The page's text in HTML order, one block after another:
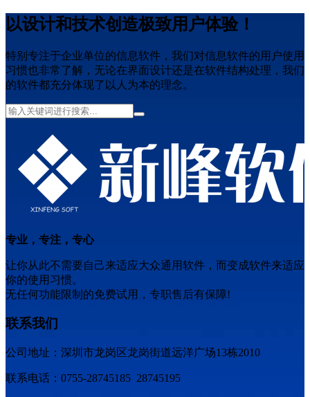
以设计和技术创造极致用户体验！
特别专注于企业单位的信息软件，我们对信息软件的用户使用
习惯也非常了解，无论在界面设计还是在软件结构处理，我们
的软件都充分体现了以人为本的理念。
专业，专注，专心
让你从此不需要自己来适应大众通用软件，而变成软件来适应
你的使用习惯。
无任何功能限制的免费试用，专职售后有保障!
联系我们
公司地址：深圳市龙岗区龙岗街道远洋广场13栋2010
联系电话：0755-28745185 28745195